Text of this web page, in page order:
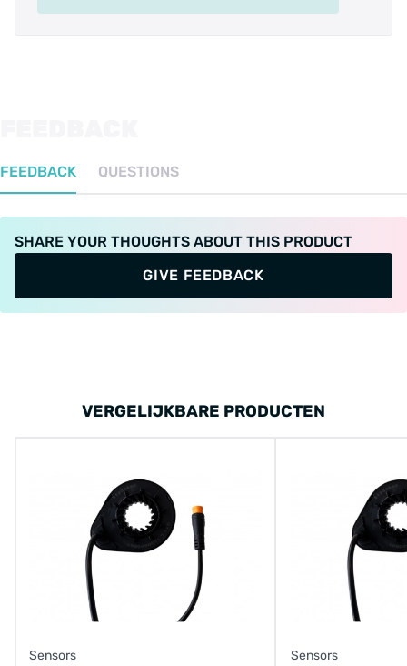
FEEDBACK QUESTIONS
SHARE YOUR THOUGHTS ABOUT THIS PRODUCT
GIVE FEEDBACK
VERGELIJKBARE PRODUCTEN
Sensors Sensors